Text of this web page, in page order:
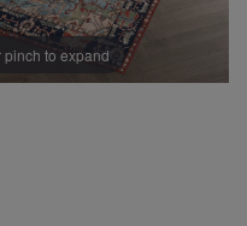
pinch to expand